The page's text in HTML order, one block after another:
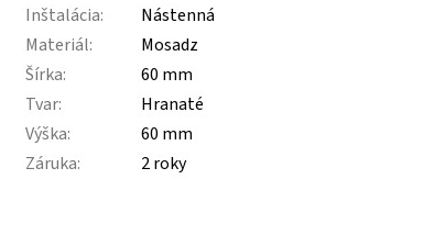
Inštalácia:
Nástenná
Materiál:
Mosadz
Šírka:
60 mm
Tvar:
Hranaté
Výška:
60 mm
Záruka: 2 roky